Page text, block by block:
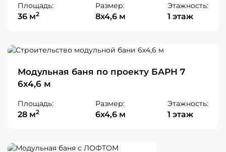
Площадь:
36 м2
Размер:
8х4,6 м
Этажность:
1 этаж
Модульная баня по проекту БАРН 7
6х4,6 м
Площадь:
28 м2
Размер:
6х4,6 м
Этажность:
1 этаж